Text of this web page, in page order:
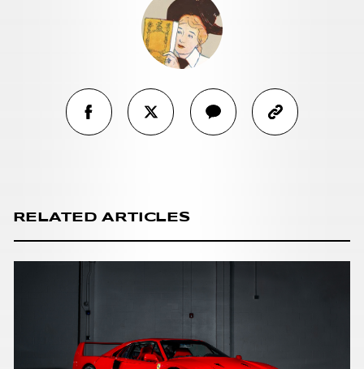
RELATED ARTICLES